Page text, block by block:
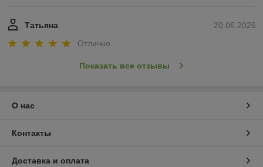
20.06.2026
Татьяна
Отлично
Показать все отзывы
О нас
Контакты
Доставка и оплата